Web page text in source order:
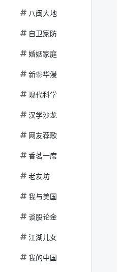
八闽大地
自卫家防
婚姻家庭
新❀华漫
现代科学
汉学沙龙
网友荐歌
香茗一席
老友坊
我与美国
谈股论金
江湖儿女
我的中国